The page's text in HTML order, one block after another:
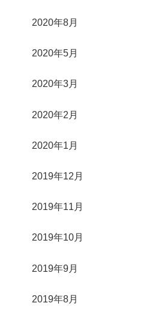
2020年8月
2020年5月
2020年3月
2020年2月
2020年1月
2019年12月
2019年11月
2019年10月
2019年9月
2019年8月